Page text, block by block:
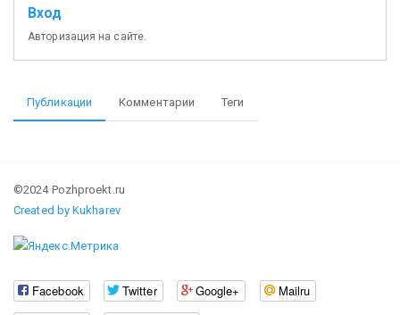
Вход
Авторизация на сайте.
Публикации Комментарии Теги
©2024 Pozhproekt.ru
Created by Kukharev
Facebook Twitter Google+
Mailru